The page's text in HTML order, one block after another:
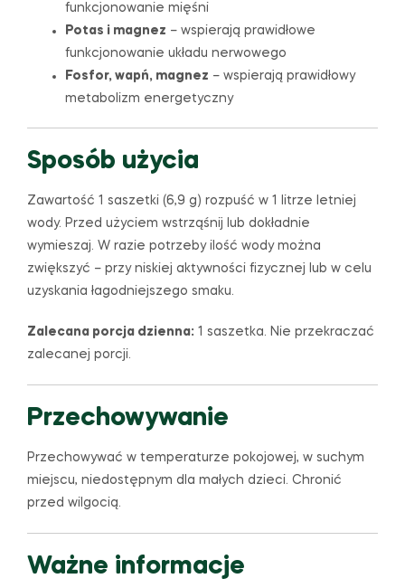
funkcjonowanie mięśni
Potas i magnez – wspierają prawidłowe
funkcjonowanie układu nerwowego
Fosfor, wapń, magnez – wspierają prawidłowy
metabolizm energetyczny
Sposób użycia
Zawartość 1 saszetki (6,9 g) rozpuść w 1 litrze letniej
wody. Przed użyciem wstrząśnij lub dokładnie
wymieszaj. W razie potrzeby ilość wody można
zwiększyć – przy niskiej aktywności fizycznej lub w celu
uzyskania łagodniejszego smaku.
Zalecana porcja dzienna: 1 saszetka. Nie przekraczać
zalecanej porcji.
Przechowywanie
Przechowywać w temperaturze pokojowej, w suchym
miejscu, niedostępnym dla małych dzieci. Chronić
przed wilgocią.
Ważne informacje